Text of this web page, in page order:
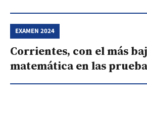
EXAMEN 2024
Corrientes, con el más
matemática en las